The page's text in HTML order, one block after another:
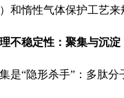
和惰性气体保护工艺来
不稳定性：聚集与沉淀
是“隐形杀手”：多肽